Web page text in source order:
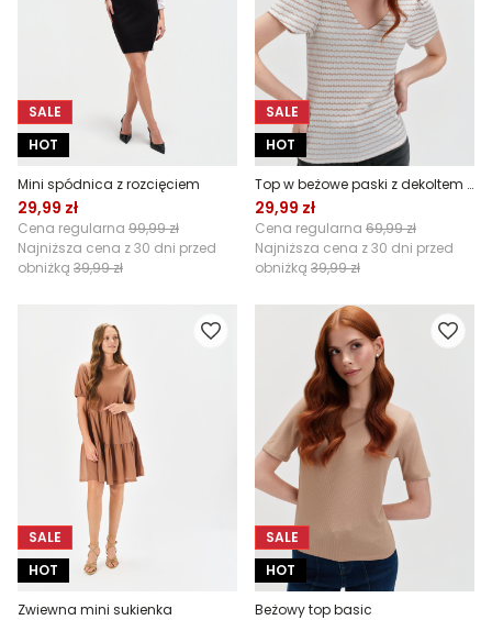
SALE
HOT
Mini spódnica z rozcięciem
29,99 zł
Cena regularna 99,99 zł
Najniższa cena z 30 dni przed
obniżką 39,99 zł
SALE
HOT
Top w beżowe paski z dekoltem w serek
29,99 zł
Cena regularna 69,99 zł
Najniższa cena z 30 dni przed
obniżką 39,99 zł
SALE
HOT
Zwiewna mini sukienka
SALE
HOT
Beżowy top basic